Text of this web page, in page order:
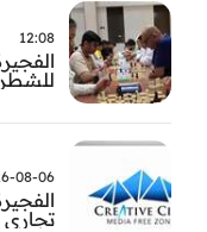
12:08
للشطرنج
06 | 12:06
تجاري